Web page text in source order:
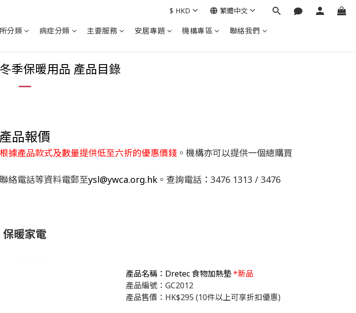
分類 病症分類 主要服務 安居專題 機構專區 聯絡我們
$ HKD 繁體中文
冬季保暖用品 產品目錄
產品報價
據產品款式及數量提供低至六折的優惠價錢 。機構亦可以提供一個總購買
絡電話等資料電郵至ysl@ywca.org.hk 。查詢電話：3476 1313 / 3476
保暖家電
產品名稱：Dretec 食物加熱墊*新品
產品編號：GC2012
產品售價：HK$295 (10件以上可享折扣優惠)